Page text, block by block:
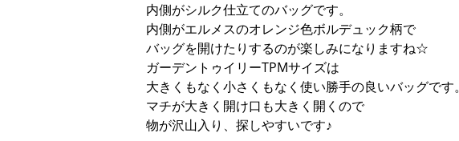
内側がシルク仕立てのバッグです。
内側がエルメスのオレンジ色ボルデュック柄で
バッグを開けたりするのが楽しみになりますね☆
ガーデントゥイリーTPMサイズは
大きくもなく小さくもなく使い勝手の良いバッグです。
マチが大きく開け口も大きく開くので
物が沢山入り、探しやすいです♪